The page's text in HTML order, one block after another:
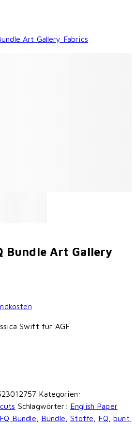
Art Gallery Fabrics
Bundle Art Gallery
Swift für AGF
Kategorien:
Schlagwörter: English Paper
FQ Bundle Bundle ,Stoffe FQ ,bunt